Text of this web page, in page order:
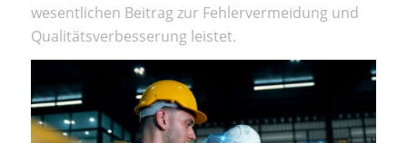
wesentlichen Beitrag zur Fehlervermeidung und
Qualitätsverbesserung leistet.